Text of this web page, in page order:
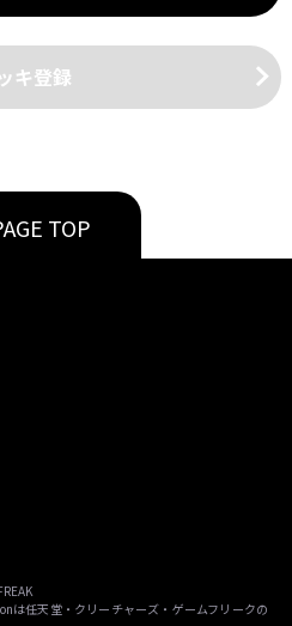
キ登録
TOP
は任天堂・クリーチャーズ・ゲームフリークの